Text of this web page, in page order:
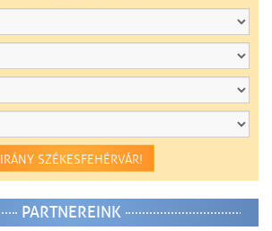
IRÁNY SZÉKESFEHÉRVÁR!
PARTNEREINK